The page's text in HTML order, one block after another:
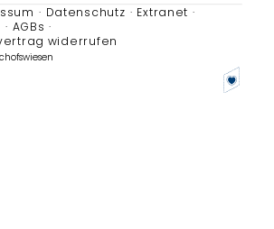
Datenschutz
Extranet
AGBs
widerrufen